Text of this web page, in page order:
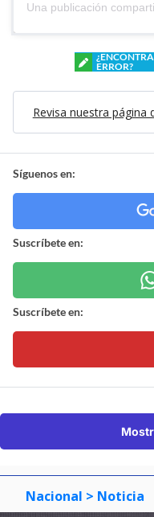
ERROR?
Revisa nuestra página
Síguenos en:
Suscríbete en:
Suscríbete en:
Nacional > Noticia